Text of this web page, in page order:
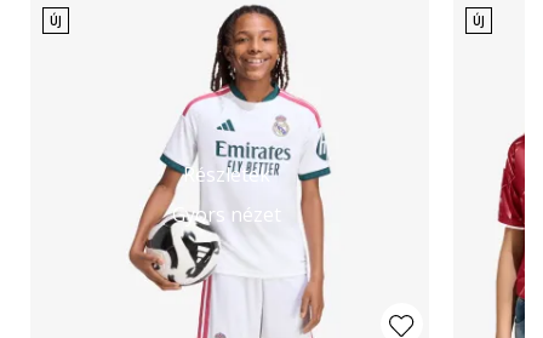
Részletek
Gyors nézet
ÚJ ÚJ